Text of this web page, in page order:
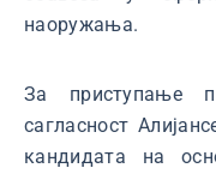
наоружања.
За приступање
сагласност
кандидата на